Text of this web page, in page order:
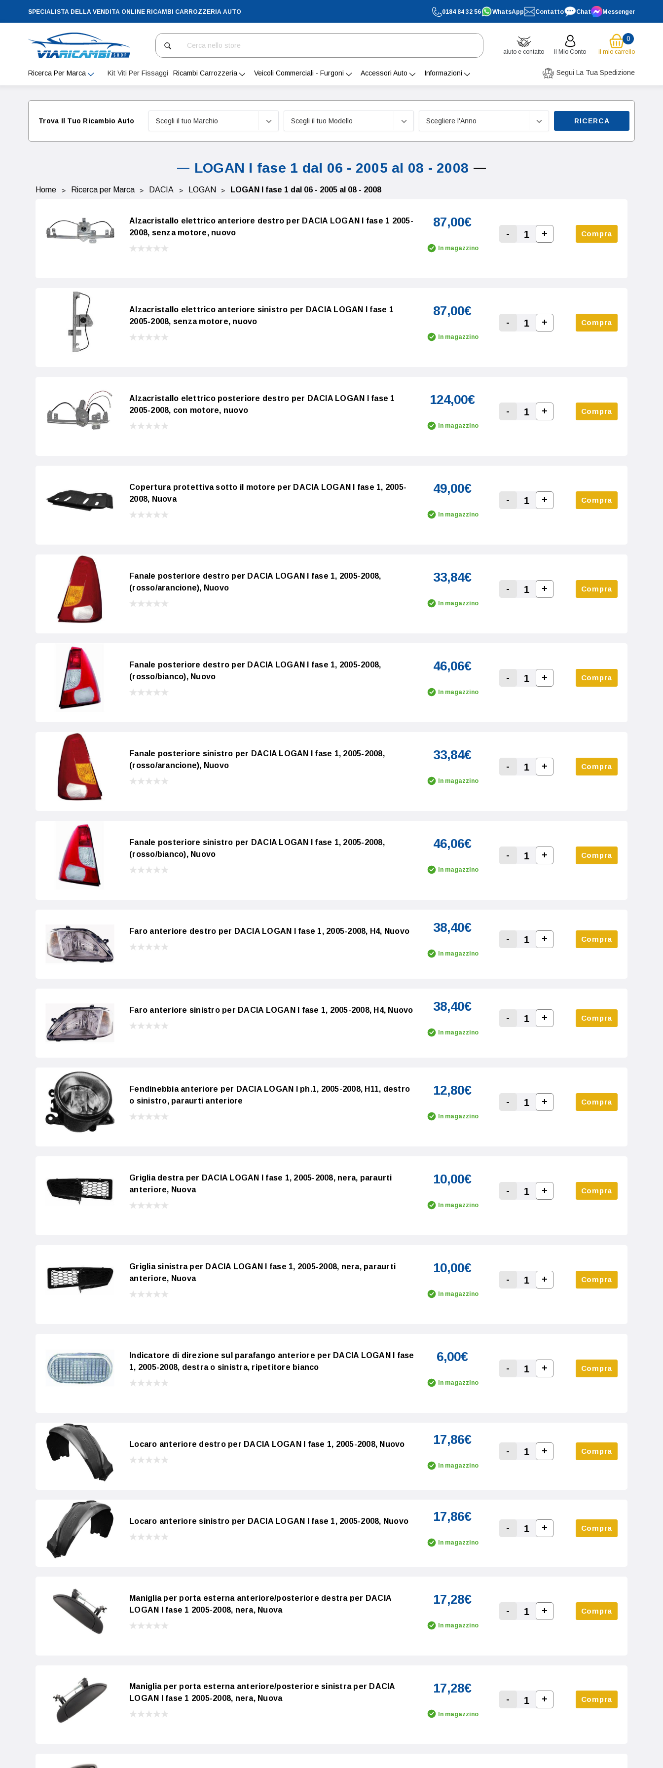
SPECIALISTA DELLA VENDITA ONLINE RICAMBI CARROZZERIA AUTO 0184 84 32 56 WhatsApp Contatto Chat Messenger
Cerca
aiuto e contatto Il Mio Conto
0
il mio carrello
Ricerca Per Marca Kit Viti Per Fissaggi Ricambi Carrozzeria Veicoli Commerciali - Furgoni Accessori Auto Informazioni Segui La Tua Spedizione
Trova Il Tuo Ricambio Auto RICERCA
LOGAN I fase 1 dal 06 - 2005 al 08 - 2008
Home Ricerca per Marca DACIA LOGAN LOGAN I fase 1 dal 06 - 2005 al 08 - 2008
Alzacristallo elettrico anteriore destro per DACIA LOGAN I fase 1 2005-
2008, senza motore, nuovo
87,00€
In magazzino Decrease Quantity:
-
Increase Quantity:
+ Compra
Alzacristallo elettrico anteriore sinistro per DACIA LOGAN I fase 1
2005-2008, senza motore, nuovo
87,00€
In magazzino Decrease Quantity:
-
Increase Quantity:
+ Compra
Alzacristallo elettrico posteriore destro per DACIA LOGAN I fase 1
2005-2008, con motore, nuovo
124,00€
In magazzino Decrease Quantity:
-
Increase Quantity:
+ Compra
Copertura protettiva sotto il motore per DACIA LOGAN I fase 1, 2005-
2008, Nuova
49,00€
In magazzino Decrease Quantity:
-
Increase Quantity:
+ Compra
Fanale posteriore destro per DACIA LOGAN I fase 1, 2005-2008,
(rosso/arancione), Nuovo
33,84€
In magazzino Decrease Quantity:
-
Increase Quantity:
+ Compra
Fanale posteriore destro per DACIA LOGAN I fase 1, 2005-2008,
(rosso/bianco), Nuovo
46,06€
In magazzino Decrease Quantity:
-
Increase Quantity:
+ Compra
Fanale posteriore sinistro per DACIA LOGAN I fase 1, 2005-2008,
(rosso/arancione), Nuovo
33,84€
In magazzino Decrease Quantity:
-
Increase Quantity:
+ Compra
Fanale posteriore sinistro per DACIA LOGAN I fase 1, 2005-2008,
(rosso/bianco), Nuovo
46,06€
In magazzino Decrease Quantity:
-
Increase Quantity:
+ Compra
Faro anteriore destro per DACIA LOGAN I fase 1, 2005-2008, H4, Nuovo 38,40€
In magazzino Decrease Quantity:
-
Increase Quantity:
+ Compra
Faro anteriore sinistro per DACIA LOGAN I fase 1, 2005-2008, H4, Nuovo 38,40€
In magazzino Decrease Quantity:
-
Increase Quantity:
+ Compra
Fendinebbia anteriore per DACIA LOGAN I ph.1, 2005-2008, H11, destro
o sinistro, paraurti anteriore
12,80€
In magazzino Decrease Quantity:
-
Increase Quantity:
+ Compra
Griglia destra per DACIA LOGAN I fase 1, 2005-2008, nera, paraurti
anteriore, Nuova
10,00€
In magazzino Decrease Quantity:
-
Increase Quantity:
+ Compra
Griglia sinistra per DACIA LOGAN I fase 1, 2005-2008, nera, paraurti
anteriore, Nuova
10,00€
In magazzino Decrease Quantity:
-
Increase Quantity:
+ Compra
Indicatore di direzione sul parafango anteriore per DACIA LOGAN I fase
1, 2005-2008, destra o sinistra, ripetitore bianco
6,00€
In magazzino Decrease Quantity:
-
Increase Quantity:
+ Compra
Locaro anteriore destro per DACIA LOGAN I fase 1, 2005-2008, Nuovo 17,86€
In magazzino Decrease Quantity:
-
Increase Quantity:
+ Compra
Locaro anteriore sinistro per DACIA LOGAN I fase 1, 2005-2008, Nuovo 17,86€
In magazzino Decrease Quantity:
-
Increase Quantity:
+ Compra
Maniglia per porta esterna anteriore/posteriore destra per DACIA
LOGAN I fase 1 2005-2008, nera, Nuova
17,28€
In magazzino Decrease Quantity:
-
Increase Quantity:
+ Compra
Maniglia per porta esterna anteriore/posteriore sinistra per DACIA
LOGAN I fase 1 2005-2008, nera, Nuova
17,28€
In magazzino
-
Increase Quantity:
+ Compra